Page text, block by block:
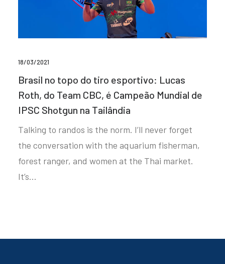
18/03/2021
Brasil no topo do tiro esportivo: Lucas
Roth, do Team CBC, é Campeão Mundial de
IPSC Shotgun na Tailândia
Talking to randos is the norm. I’ll never forget
the conversation with the aquarium fisherman,
forest ranger, and women at the Thai market.
It’s…